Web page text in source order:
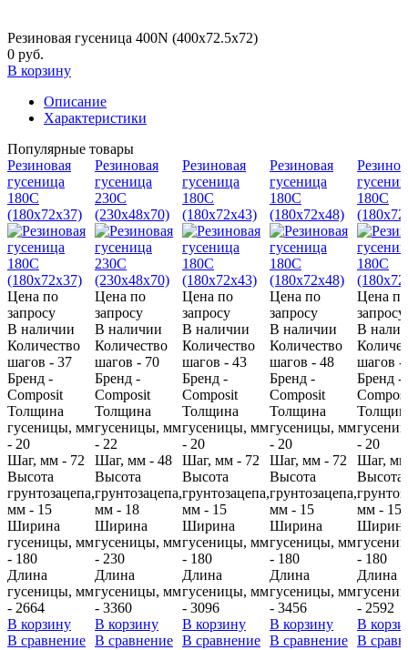
Резиновая гусеница 400N (400х72.5х72)
0 руб.
В корзину
Описание
Характеристики
Популярные товары
Резиновая
гусеница
180С
(180х72х37)
Цена по
запросу
В наличии
Количество
шагов - 37
Бренд -
Composit
Толщина
гусеницы, мм
- 20
Шаг, мм - 72
Высота
грунтозацепа,
мм - 15
Ширина
гусеницы, мм
- 180
Длина
гусеницы, мм
- 2664
В корзину
В сравнение
Резиновая
гусеница
230C
(230х48х70)
Цена по
запросу
В наличии
Количество
шагов - 70
Бренд -
Composit
Толщина
гусеницы, мм
- 22
Шаг, мм - 48
Высота
грунтозацепа,
мм - 18
Ширина
гусеницы, мм
- 230
Длина
гусеницы, мм
- 3360
В корзину
В сравнение
Резиновая
гусеница
180С
(180х72х43)
Цена по
запросу
В наличии
Количество
шагов - 43
Бренд -
Composit
Толщина
гусеницы, мм
- 20
Шаг, мм - 72
Высота
грунтозацепа,
мм - 15
Ширина
гусеницы, мм
- 180
Длина
гусеницы, мм
- 3096
В корзину
В сравнение
Резиновая
гусеница
180С
(180х72х48)
Цена по
запросу
В наличии
Количество
шагов - 48
Бренд -
Composit
Толщина
гусеницы, мм
- 20
Шаг, мм - 72
Высота
грунтозацепа,
мм - 15
Ширина
гусеницы, мм
- 180
Длина
гусеницы, мм
- 3456
В корзину
В сравнение
180С
Цена по
запросу
В
шагов -
Бренд -
- 20
Шаг,
Высота
мм - 15
- 180
Длина
- 2592
В
В